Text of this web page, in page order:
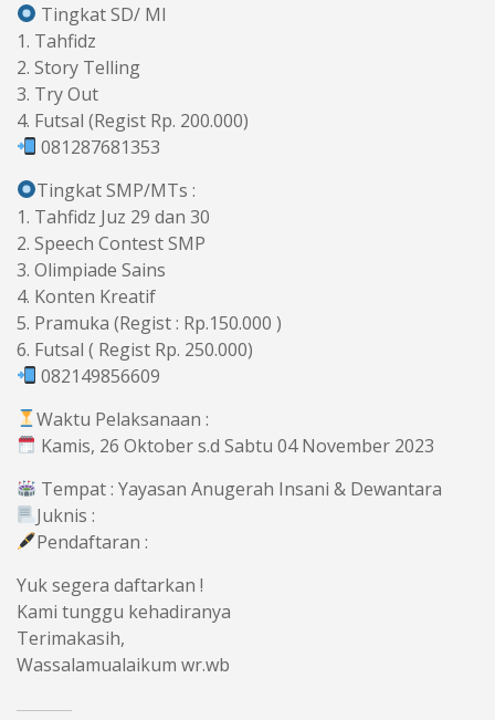
Tingkat SD/ MI
1. Tahfidz
2. Story Telling
3. Try Out
4. Futsal (Regist Rp. 200.000)
081287681353
Tingkat SMP/MTs :
1. Tahfidz Juz 29 dan 30
2. Speech Contest SMP
3. Olimpiade Sains
4. Konten Kreatif
5. Pramuka (Regist : Rp.150.000 )
6. Futsal ( Regist Rp. 250.000)
082149856609
Waktu Pelaksanaan :
Kamis, 26 Oktober s.d Sabtu 04 November 2023
Tempat : Yayasan Anugerah Insani & Dewantara
Juknis :
Pendaftaran :
Yuk segera daftarkan !
Kami tunggu kehadiranya
Terimakasih,
Wassalamualaikum wr.wb